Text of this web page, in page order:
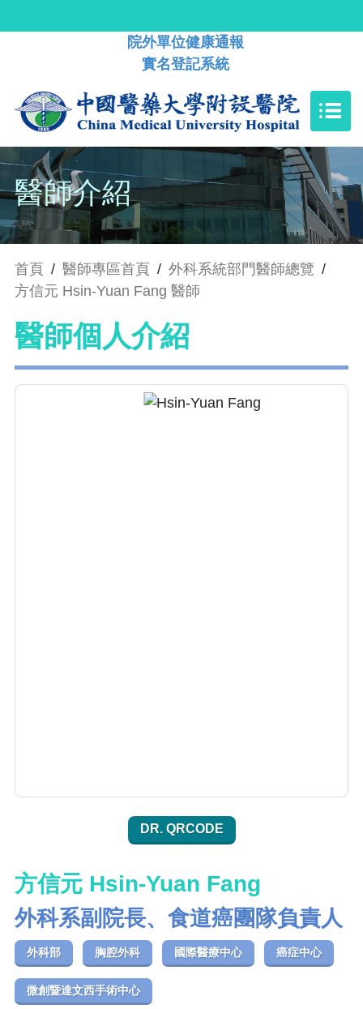
院外單位健康通報
實名登記系統
醫師介紹
首頁 / 醫師專區首頁 / 外科系統部門醫師總覽 /
方信元 Hsin-Yuan Fang 醫師
醫師個人介紹
DR. QRCODE
方信元 Hsin-Yuan Fang
外科系副院長、食道癌團隊負責人
外科部 胸腔外科 國際醫療中心 癌症中心
微創暨達文西手術中心